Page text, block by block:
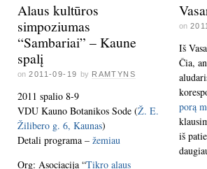
Alaus kultūros
simpoziumas
“Sambariai” – Kaune
spalį
on 2011-09-19 by RAMTYNS
2011 spalio 8-9
VDU Kauno Botanikos Sode (Ž. E.
Žilibero g. 6, Kaunas)
Detali programa – žemiau
Org: Asociacija “Tikro alaus
on
Iš
Čia,
porą
iš